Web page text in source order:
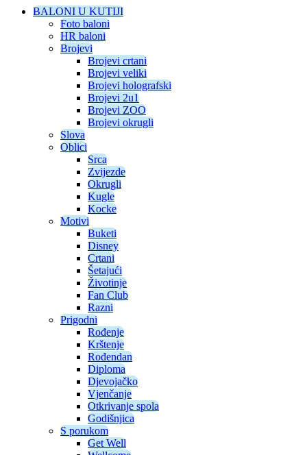
BALONI U KUTIJI
Foto baloni
HR baloni
Brojevi
Brojevi crtani
Brojevi veliki
Brojevi holografski
Brojevi 2u1
Brojevi ZOO
Brojevi okrugli
Slova
Oblici
Srca
Zvijezde
Okrugli
Kugle
Kocke
Motivi
Buketi
Disney
Crtani
Šetajući
Životinje
Fan Club
Razni
Prigodni
Rođenje
Krštenje
Rođendan
Diploma
Djevojačko
Vjenčanje
Otkrivanje spola
Godišnjica
S porukom
Get Well